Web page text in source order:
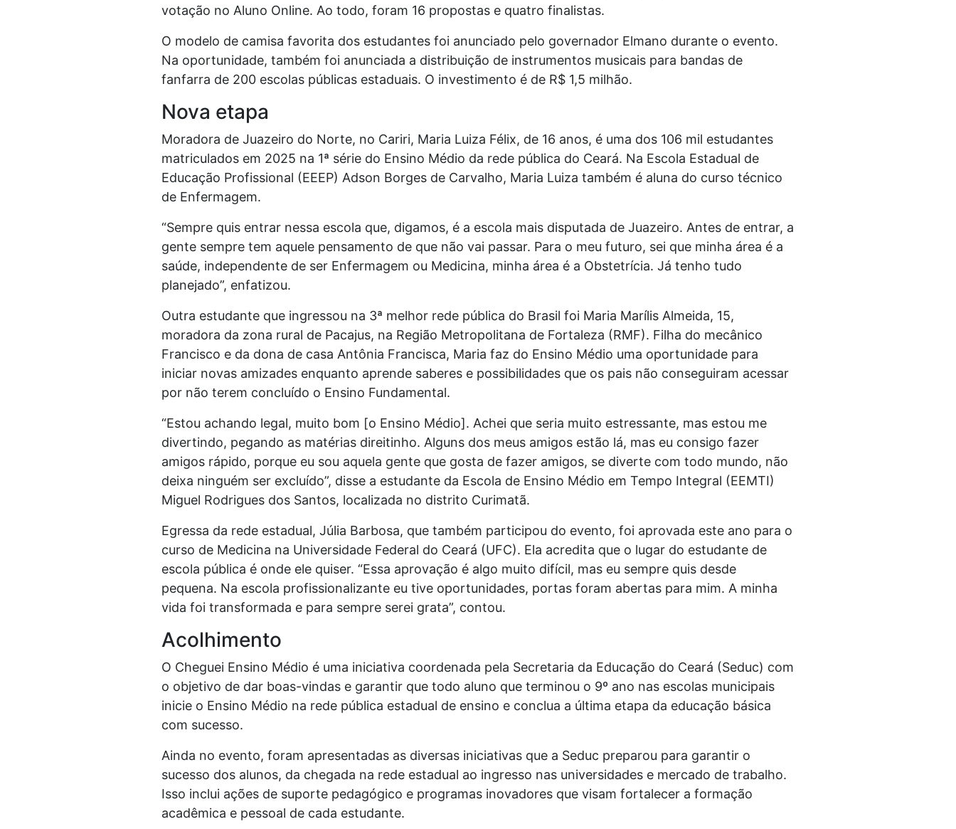
votação no Aluno Online. Ao todo, foram 16 propostas e quatro finalistas.
O modelo de camisa favorita dos estudantes foi anunciado pelo governador Elmano durante o evento.
Na oportunidade, também foi anunciada a distribuição de instrumentos musicais para bandas de
fanfarra de 200 escolas públicas estaduais. O investimento é de R$ 1,5 milhão.
Nova etapa
Moradora de Juazeiro do Norte, no Cariri, Maria Luiza Félix, de 16 anos, é uma dos 106 mil estudantes
matriculados em 2025 na 1ª série do Ensino Médio da rede pública do Ceará. Na Escola Estadual de
Educação Profissional (EEEP) Adson Borges de Carvalho, Maria Luiza também é aluna do curso técnico
de Enfermagem.
“Sempre quis entrar nessa escola que, digamos, é a escola mais disputada de Juazeiro. Antes de entrar, a
gente sempre tem aquele pensamento de que não vai passar. Para o meu futuro, sei que minha área é a
saúde, independente de ser Enfermagem ou Medicina, minha área é a Obstetrícia. Já tenho tudo
planejado”, enfatizou.
Outra estudante que ingressou na 3ª melhor rede pública do Brasil foi Maria Marílis Almeida, 15,
moradora da zona rural de Pacajus, na Região Metropolitana de Fortaleza (RMF). Filha do mecânico
Francisco e da dona de casa Antônia Francisca, Maria faz do Ensino Médio uma oportunidade para
iniciar novas amizades enquanto aprende saberes e possibilidades que os pais não conseguiram acessar
por não terem concluído o Ensino Fundamental.
“Estou achando legal, muito bom [o Ensino Médio]. Achei que seria muito estressante, mas estou me
divertindo, pegando as matérias direitinho. Alguns dos meus amigos estão lá, mas eu consigo fazer
amigos rápido, porque eu sou aquela gente que gosta de fazer amigos, se diverte com todo mundo, não
deixa ninguém ser excluído”, disse a estudante da Escola de Ensino Médio em Tempo Integral (EEMTI)
Miguel Rodrigues dos Santos, localizada no distrito Curimatã.
Egressa da rede estadual, Júlia Barbosa, que também participou do evento, foi aprovada este ano para o
curso de Medicina na Universidade Federal do Ceará (UFC). Ela acredita que o lugar do estudante de
escola pública é onde ele quiser. “Essa aprovação é algo muito difícil, mas eu sempre quis desde
pequena. Na escola profissionalizante eu tive oportunidades, portas foram abertas para mim. A minha
vida foi transformada e para sempre serei grata”, contou.
Acolhimento
O Cheguei Ensino Médio é uma iniciativa coordenada pela Secretaria da Educação do Ceará (Seduc) com
o objetivo de dar boas-vindas e garantir que todo aluno que terminou o 9º ano nas escolas municipais
inicie o Ensino Médio na rede pública estadual de ensino e conclua a última etapa da educação básica
com sucesso.
Ainda no evento, foram apresentadas as diversas iniciativas que a Seduc preparou para garantir o
sucesso dos alunos, da chegada na rede estadual ao ingresso nas universidades e mercado de trabalho.
Isso inclui ações de suporte pedagógico e programas inovadores que visam fortalecer a formação
acadêmica e pessoal de cada estudante.